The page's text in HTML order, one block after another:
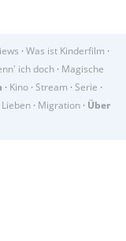
· Was ist Kinderfilm ·
ich doch· Magische
· Kino · Stream · Serie ·
· Migration · Über